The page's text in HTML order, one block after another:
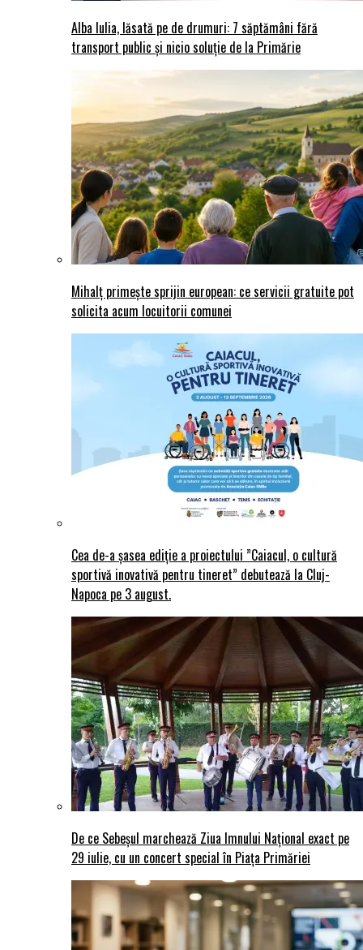
Alba Iulia, lăsată pe de drumuri: 7 săptămâni fără
transport public și nicio soluție de la Primărie
Mihalț primește sprijin european: ce servicii gratuite pot
solicita acum locuitorii comunei
Cea de-a șasea ediție a proiectului ”Caiacul, o cultură
sportivă inovativă pentru tineret” debutează la Cluj-
Napoca pe 3 august.
De ce Sebeșul marchează Ziua Imnului Național exact pe
29 iulie, cu un concert special în Piața Primăriei